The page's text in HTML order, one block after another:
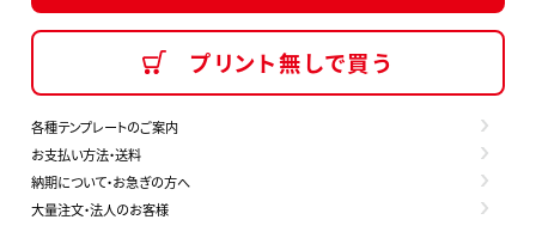
プリント無しで買う
各種テンプレートのご案内
お支払い方法・送料
納期について・お急ぎの方へ
大量注文・法人のお客様